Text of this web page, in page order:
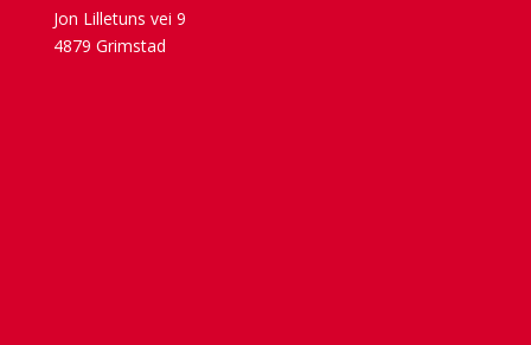
Jon Lilletuns vei 9
4879 Grimstad